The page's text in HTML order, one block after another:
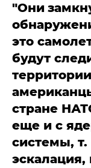
"Они
это
будут
стране
еще и с
системы, т.